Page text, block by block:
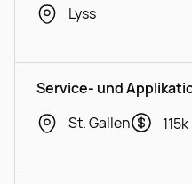
Lyss
Service- und
St. Gallen